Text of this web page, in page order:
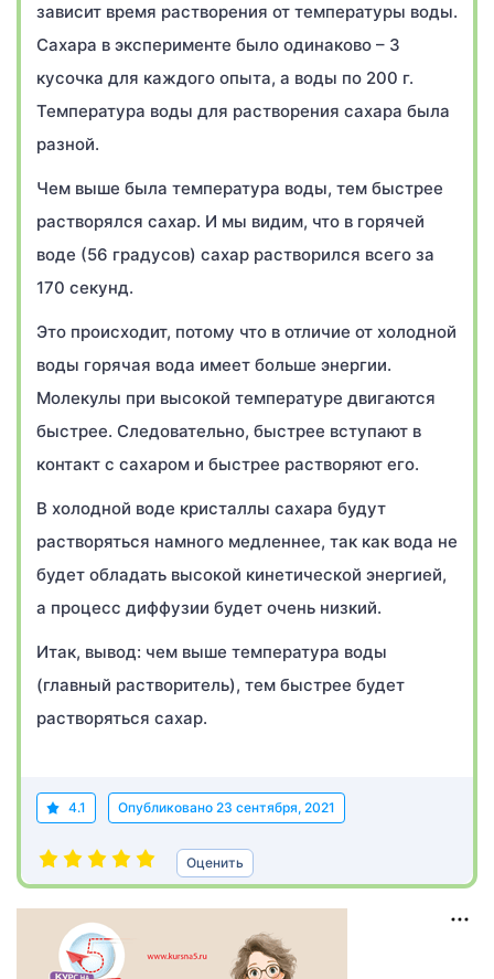
зависит время растворения от температуры воды.
Сахара в эксперименте было одинаково – 3
кусочка для каждого опыта, а воды по 200 г.
Температура воды для растворения сахара была
разной.
Чем выше была температура воды, тем быстрее
растворялся сахар. И мы видим, что в горячей
воде (56 градусов) сахар растворился всего за
170 секунд.
Это происходит, потому что в отличие от холодной
воды горячая вода имеет больше энергии.
Молекулы при высокой температуре двигаются
быстрее. Следовательно, быстрее вступают в
контакт с сахаром и быстрее растворяют его.
В холодной воде кристаллы сахара будут
растворяться намного медленнее, так как вода не
будет обладать высокой кинетической энергией,
а процесс диффузии будет очень низкий.
Итак, вывод: чем выше температура воды
(главный растворитель), тем быстрее будет
растворяться сахар.
4.1 Опубликовано 23 сентября, 2021
Оценить